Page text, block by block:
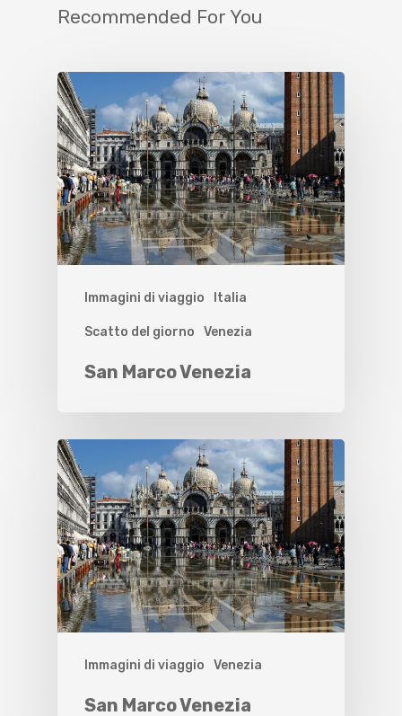
Recommended For You
Immagini di viaggio Italia
Scatto del giorno Venezia
San Marco Venezia
Immagini di viaggio Venezia
San Marco Venezia